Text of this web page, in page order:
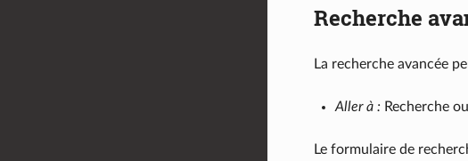
Recherche
La recherche avancée
Aller à :Recherche
Le formulaire de